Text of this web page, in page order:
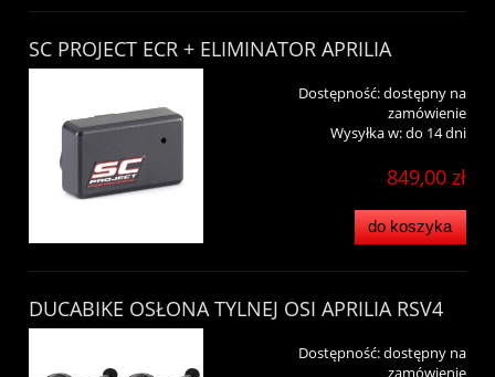
SC PROJECT ECR + ELIMINATOR APRILIA
Dostępność:dostępny na
zamówienie
Wysyłka w:do 14 dni
849,00 zł
do koszyka
DUCABIKE OSŁONA TYLNEJ OSI APRILIA RSV4
Dostępność:dostępny na
zamówienie